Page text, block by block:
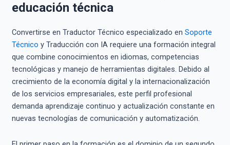
educación técnica
Convertirse en Traductor Técnico especializado en Soporte
Técnico y Traducción con IA requiere una formación integral
que combine conocimientos en idiomas, competencias
tecnológicas y manejo de herramientas digitales. Debido al
crecimiento de la economía digital y la internacionalización
de los servicios empresariales, este perfil profesional
demanda aprendizaje continuo y actualización constante en
nuevas tecnologías de comunicación y automatización.